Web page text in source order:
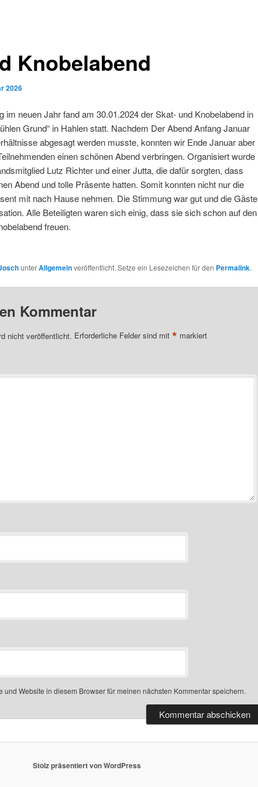
Knobelabend
2026
im neuen Jahr fand am 30.01.2024 der Skat- und Knobelabend in
Grund“ in Hahlen statt. Nachdem Der Abend Anfang Januar
abgesagt werden musste, konnten wir Ende Januar aber
einen schönen Abend verbringen. Organisiert wurde
Lutz Richter und einer Jutta, die dafür sorgten, dass
Abend und tolle Präsente hatten. Somit konnten nicht nur die
mit nach Hause nehmen. Die Stimmung war gut und die Gäste
Alle Beteiligten waren sich einig, dass sie sich schon auf den
freuen.
unterAllgemeinveröffentlicht. Setze ein Lesezeichen für den Permalink.
Kommentar
nicht veröffentlicht. Erforderliche Felder sind mit * markiert
und Website in diesem Browser für meinen nächsten Kommentar speichern.
Stolz präsentiert von WordPress